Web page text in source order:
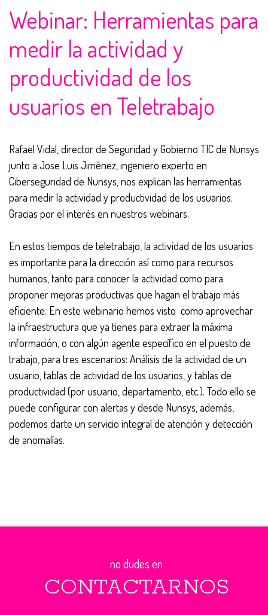
Webinar: Herramientas para
medir la actividad y
productividad de los
usuarios en Teletrabajo
Rafael Vidal, director de Seguridad y Gobierno TIC de Nunsys
junto a Jose Luis Jiménez, ingeniero experto en
Ciberseguridad de Nunsys, nos explican las herramientas
para medir la actividad y productividad de los usuarios.
Gracias por el interés en nuestros webinars.
En estos tiempos de teletrabajo, la actividad de los usuarios
es importante para la dirección así como para recursos
humanos, tanto para conocer la actividad como para
proponer mejoras productivas que hagan el trabajo más
eficiente. En este webinario hemos visto como aprovechar
la infraestructura que ya tienes para extraer la máxima
información, o con algún agente específico en el puesto de
trabajo, para tres escenarios: Análisis de la actividad de un
usuario, tablas de actividad de los usuarios, y tablas de
productividad (por usuario, departamento, etc.). Todo ello se
puede configurar con alertas y desde Nunsys, además,
podemos darte un servicio integral de atención y detección
de anomalías.
no dudes en
CONTACTARNOS